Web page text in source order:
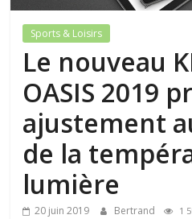
Sports & Loisirs
Le nouveau
OASIS 2019
ajustement
de la
lumière
20 juin 2019 Bertrand 1